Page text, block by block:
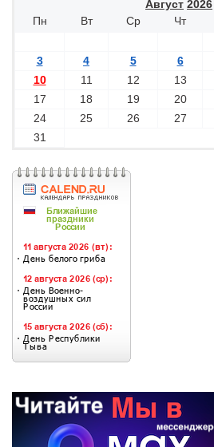
Август 2026
Пн
Вт Ср Чт
3
4 5 6
10
11 12 13
17
18 19 20
24
25 26 27
31